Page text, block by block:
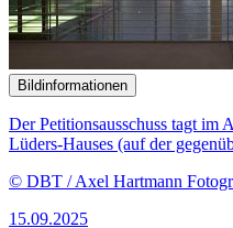
Bildinformationen
Der Petitionsausschuss tagt im
Lüders-Hauses (auf der
© DBT / Axel Hartmann
15.09.2025